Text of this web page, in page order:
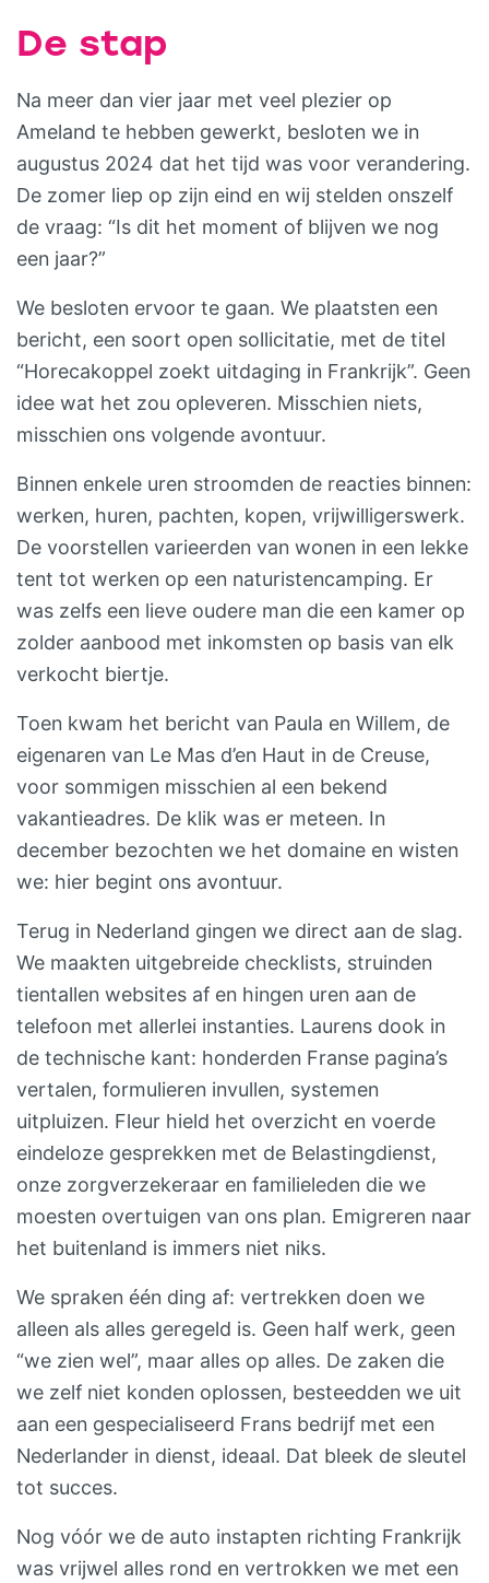
De stap
Na meer dan vier jaar met veel plezier op
Ameland te hebben gewerkt, besloten we in
augustus 2024 dat het tijd was voor verandering.
De zomer liep op zijn eind en wij stelden onszelf
de vraag: “Is dit het moment of blijven we nog
een jaar?”
We besloten ervoor te gaan. We plaatsten een
bericht, een soort open sollicitatie, met de titel
“Horecakoppel zoekt uitdaging in Frankrijk”. Geen
idee wat het zou opleveren. Misschien niets,
misschien ons volgende avontuur.
Binnen enkele uren stroomden de reacties binnen:
werken, huren, pachten, kopen, vrijwilligerswerk.
De voorstellen varieerden van wonen in een lekke
tent tot werken op een naturistencamping. Er
was zelfs een lieve oudere man die een kamer op
zolder aanbood met inkomsten op basis van elk
verkocht biertje.
Toen kwam het bericht van Paula en Willem, de
eigenaren van Le Mas d’en Haut in de Creuse,
voor sommigen misschien al een bekend
vakantieadres. De klik was er meteen. In
december bezochten we het domaine en wisten
we: hier begint ons avontuur.
Terug in Nederland gingen we direct aan de slag.
We maakten uitgebreide checklists, struinden
tientallen websites af en hingen uren aan de
telefoon met allerlei instanties. Laurens dook in
de technische kant: honderden Franse pagina’s
vertalen, formulieren invullen, systemen
uitpluizen. Fleur hield het overzicht en voerde
eindeloze gesprekken met de Belastingdienst,
onze zorgverzekeraar en familieleden die we
moesten overtuigen van ons plan. Emigreren naar
het buitenland is immers niet niks.
We spraken één ding af: vertrekken doen we
alleen als alles geregeld is. Geen half werk, geen
“we zien wel”, maar alles op alles. De zaken die
we zelf niet konden oplossen, besteedden we uit
aan een gespecialiseerd Frans bedrijf met een
Nederlander in dienst, ideaal. Dat bleek de sleutel
tot succes.
Nog vóór we de auto instapten richting Frankrijk
was vrijwel alles rond en vertrokken we met een